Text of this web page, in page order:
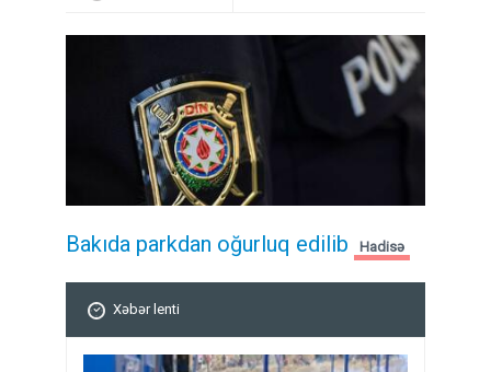
Bakıda parkdan oğurluq edilib Hadisə
Xəbər lenti